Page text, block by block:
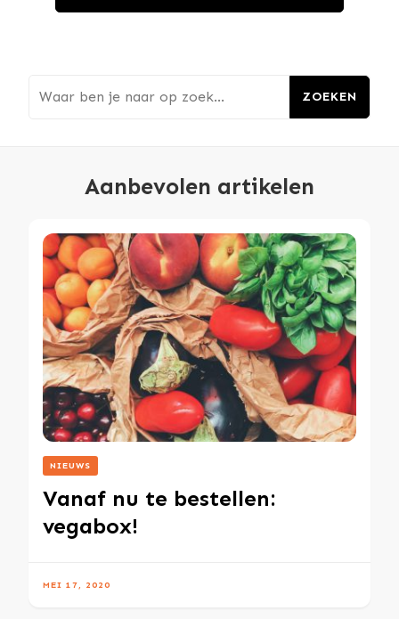
Aanbevolen artikelen
NIEUWS
Vanaf nu te bestellen:
vegabox!
MEI 17, 2020